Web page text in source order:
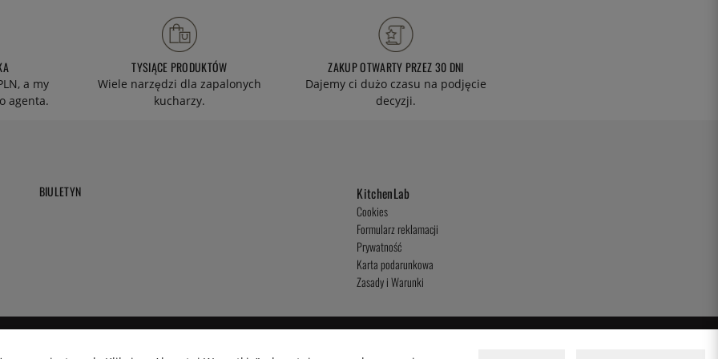
a my
agenta.
TYSIĄCE PRODUKTÓW
Wiele narzędzi dla zapalonych
kucharzy.
ZAKUP OTWARTY PRZEZ 30 DNI
Dajemy ci dużo czasu na podjęcie
decyzji.
BIULETYN KitchenLab
Cookies
Formularz reklamacji
Prywatność
Karta podarunkowa
Zasady i Warunki